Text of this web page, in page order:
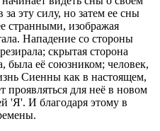
эту силу, но затем ее сны
странными, изображая
Нападение со стороны
скрытая сторона
была её союзником; человек,
Сиенны как в настоящем,
для неё в новом
'Я'. И благодаря этому в